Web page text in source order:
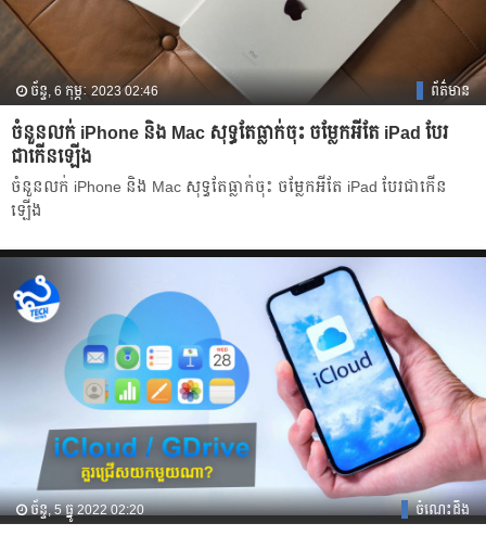
ច័ន្ទ, 6 កុម្ភៈ 2023 02:46 ព័ត៌មាន
ចំនួនលក់ iPhone និង Mac សុទ្ធតែធ្លាក់ចុះ ចម្លែក​អី​តែ iPad បែរ​
ជាកើនឡើង
ចំនួនលក់ iPhone និង Mac សុទ្ធតែធ្លាក់ចុះ ចម្លែក​អី​តែ iPad បែរ​ជាកើន
ឡើង
ច័ន្ទ, 5 ធ្នូ 2022 02:20 ចំណេះដឹង